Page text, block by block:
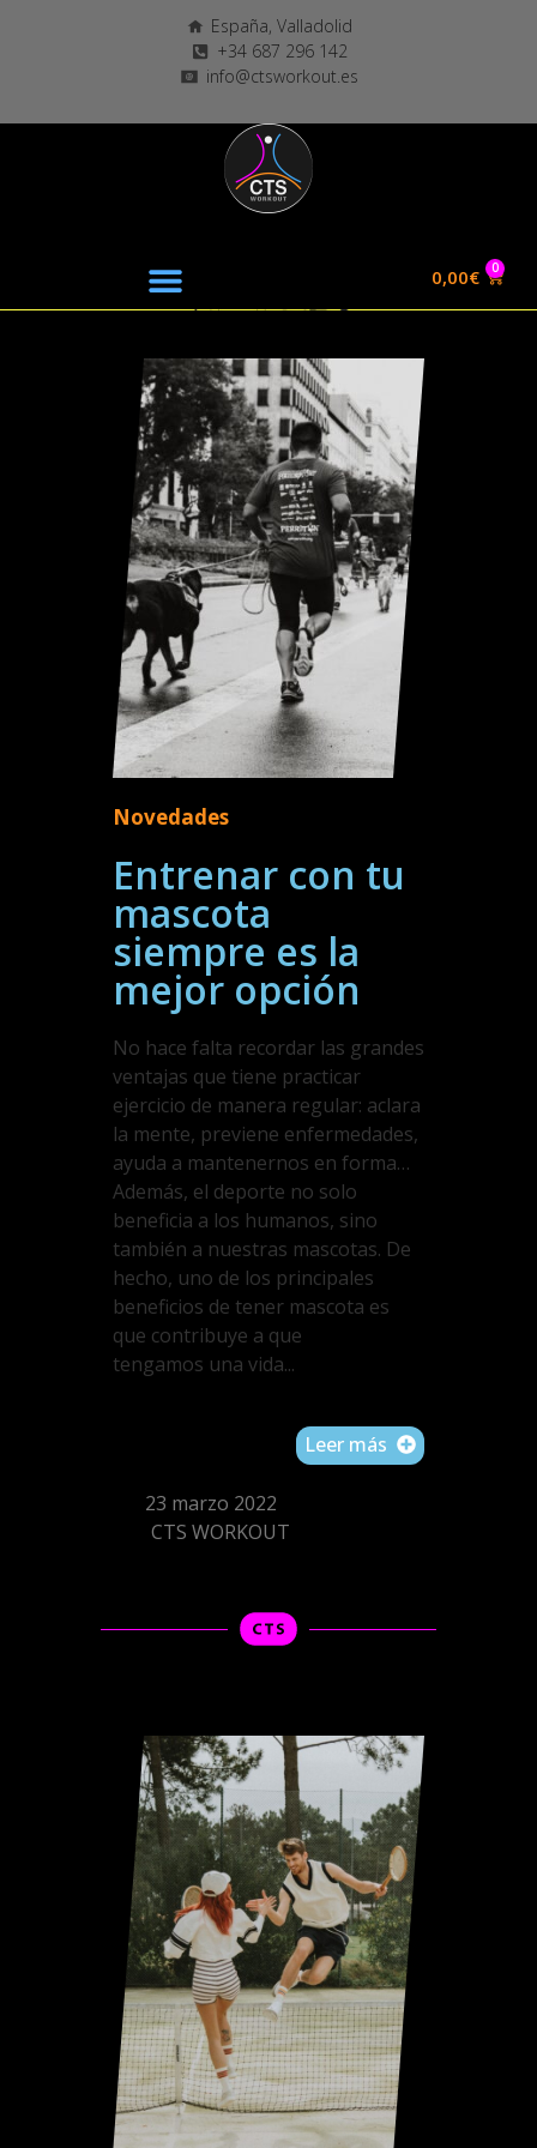
España, Valladolid
+34 687 296 142
info@ctsworkout.es
0,00€ 0
Novedades
Entrenar con tu
mascota
siempre es la
mejor opción
No hace falta recordar las grandes
ventajas que tiene practicar
ejercicio de manera regular: aclara
la mente, previene enfermedades,
ayuda a mantenernos en forma…
Además, el deporte no solo
beneficia a los humanos, sino
también a nuestras mascotas. De
hecho, uno de los principales
beneficios de tener mascota es
que contribuye a que
tengamos una vida...
Leer más
23 marzo 2022
CTS WORKOUT